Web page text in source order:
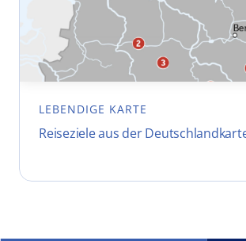
LEBENDIGE KARTE
Reiseziele aus der